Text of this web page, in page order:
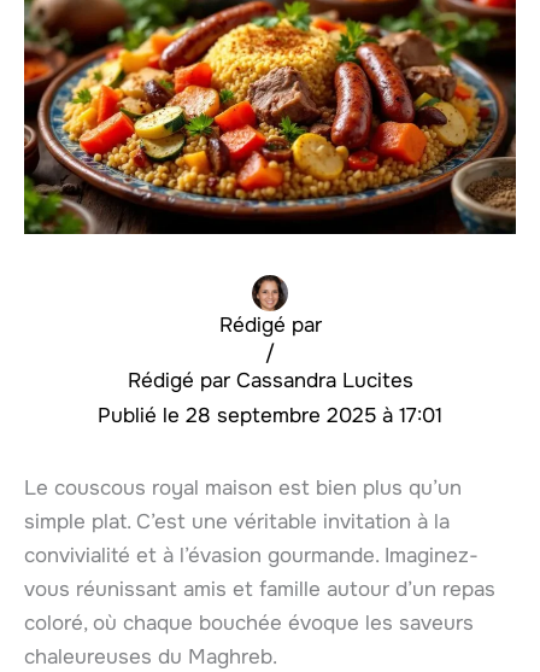
Rédigé par
Cassandra Lucites
/
28 septembre 2025 à 17:01
Le couscous royal maison est bien plus qu’un
simple plat. C’est une véritable invitation à la
convivialité et à l’évasion gourmande. Imaginez-
vous réunissant amis et famille autour d’un repas
coloré, où chaque bouchée évoque les saveurs
chaleureuses du Maghreb.